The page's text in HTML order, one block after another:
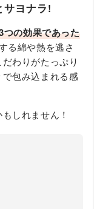
サヨナラ!
つの効果であった
る綿や熱を逃さ
わりがたっぷり
包み込まれる感
しれません！